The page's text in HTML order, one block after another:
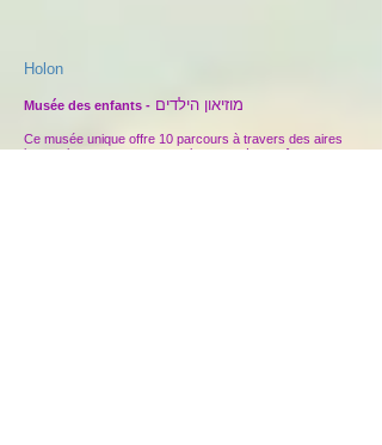
Holon
Musée des enfants - מוזיאון הילדים
Ce musée unique offre 10 parcours à travers des aires
interactives en rapport avec les sens. Les enfants